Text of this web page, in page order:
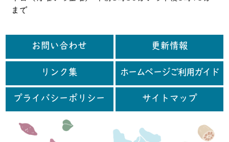
まで
お問い合わせ 更新情報
リンク集 ホームページご利用ガイド
プライバシーポリシー サイトマップ